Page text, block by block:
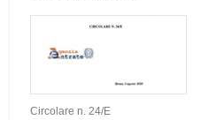
Circolare n. 24/E